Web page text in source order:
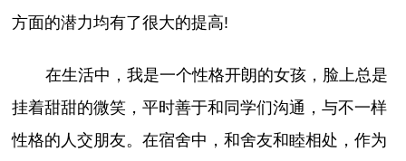
方面的潜力均有了很大的提高!
在生活中，我是一个性格开朗的女孩，脸上总是
挂着甜甜的微笑，平时善于和同学们沟通，与不一样
性格的人交朋友。在宿舍中，和舍友和睦相处，作为